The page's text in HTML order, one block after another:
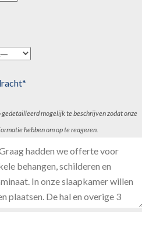
gedetailleerd mogelijk te beschrijven zodat onze
hebben om op te reageren.